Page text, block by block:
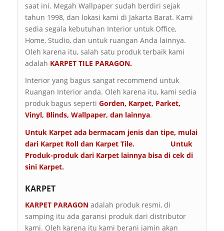
saat ini. Megah Wallpaper sudah berdiri sejak
tahun 1998, dan lokasi kami di Jakarta Barat. Kami
sedia segala kebutuhan Interior untuk Office,
Home, Studio, dan untuk ruangan Anda lainnya.
Oleh karena itu, salah satu produk terbaik kami
adalah KARPET TILE PARAGON.
Interior yang bagus sangat recommend untuk
Ruangan Interior anda. Oleh karena itu, kami sedia
produk bagus seperti Gorden, Karpet, Parket,
Vinyl, Blinds, Wallpaper, dan lainnya.
Untuk Karpet ada bermacam jenis dan tipe, mulai
dari Karpet Roll dan Karpet Tile. Untuk
Produk-produk dari Karpet lainnya bisa di cek di
sini Karpet.
KARPET
KARPET PARAGONadalah produk resmi, di
samping itu ada garansi produk dari distributor
kami. Oleh karena itu kami berani jamin akan